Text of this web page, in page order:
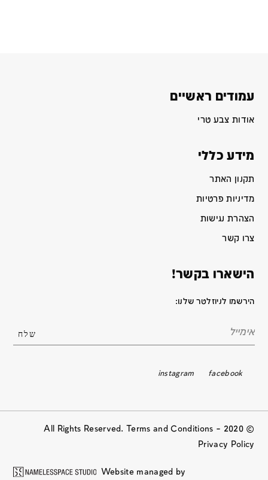
עמודים ראשיים
אודות צבע טרי
מידע כללי
תקנון האתר
מדיניות פרטיות
הצהרת נגישות
צרו קשר
הישארו בקשר!
הירשמו לניוזלטר שלנו:
facebook
instagram
© 2020 All Rights Reserved. Terms and Conditions –
Privacy Policy
Website managed by